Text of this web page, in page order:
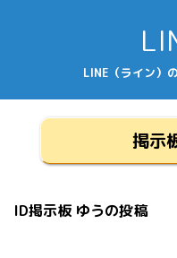
LINE（ライン）
掲示
ID掲示板 ゆうの投稿